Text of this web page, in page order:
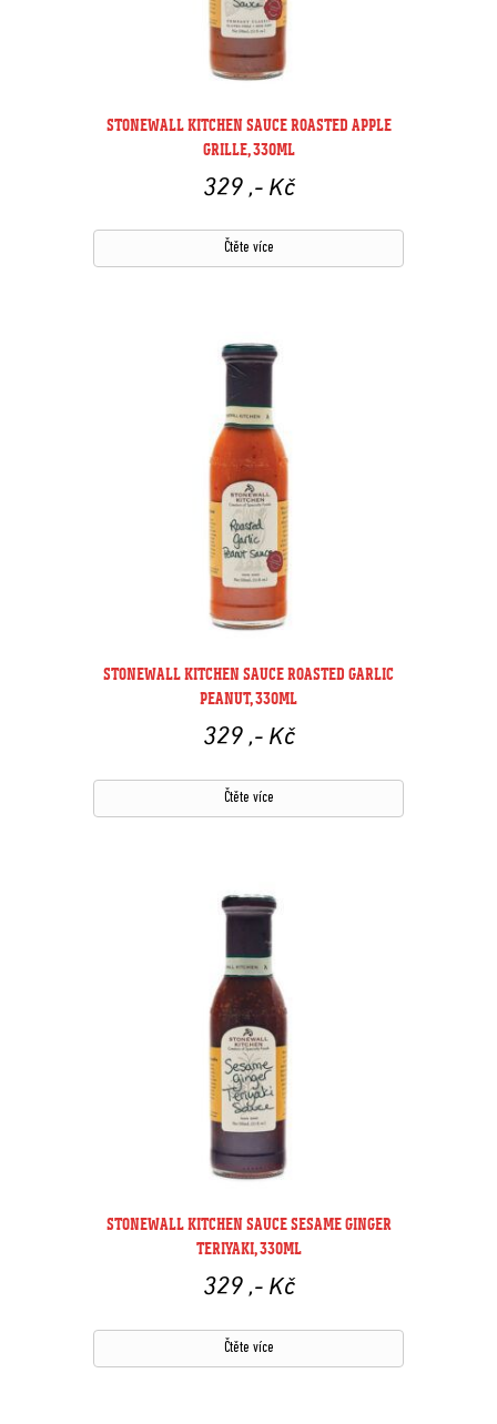
STONEWALL KITCHEN SAUCE ROASTED APPLE
GRILLE, 330ML
329 ,- Kč
Čtěte více
STONEWALL KITCHEN SAUCE ROASTED GARLIC
PEANUT, 330ML
329 ,- Kč
Čtěte více
STONEWALL KITCHEN SAUCE SESAME GINGER
TERIYAKI, 330ML
329 ,- Kč
Čtěte více